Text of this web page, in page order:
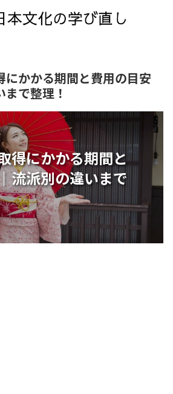
にかかる期間と費用の目安
まで整理！
得にかかる期間と
流派別の違いまで